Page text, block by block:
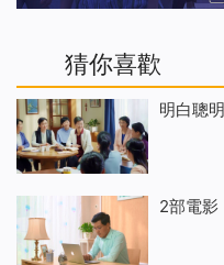
猜你喜歡
明白聰
2部電影